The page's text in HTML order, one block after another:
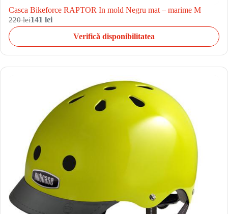
Casca Bikeforce RAPTOR In mold Negru mat – marime M
220 lei141 lei
Verifică disponibilitatea